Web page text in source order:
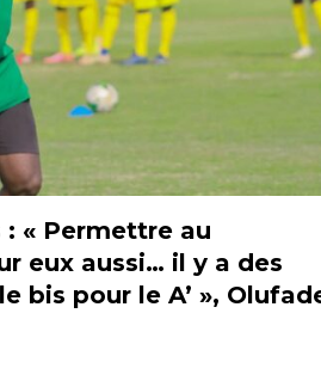
« Permettre au
eux aussi… il y a des
bis pour le A’ »,